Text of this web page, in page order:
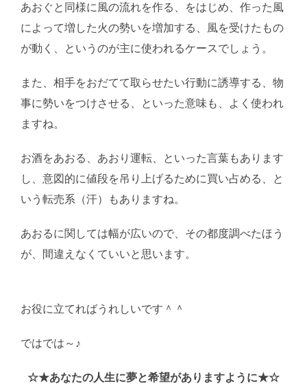
あおぐと同様に風の流れを作る、をはじめ、作った風
によって増した火の勢いを増加する、風を受けたもの
が動く、というのが主に使われるケースでしょう。
また、相手をおだてて取らせたい行動に誘導する、物
事に勢いをつけさせる、といった意味も、よく使われ
ますね。
お酒をあおる、あおり運転、といった言葉もあります
し、意図的に値段を吊り上げるために買い占める、と
いう転売系（汗）もありますね。
あおるに関しては幅が広いので、その都度調べたほう
が、間違えなくていいと思います。
お役に立てればうれしいです＾＾
ではでは～♪
☆★あなたの人生に夢と希望がありますように★☆